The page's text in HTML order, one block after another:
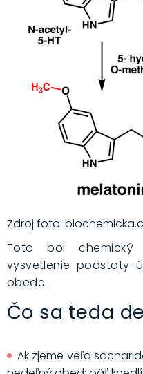
Zdroj foto:
Toto bol chemický
vysvetlenie podstaty
obede.
Čo sa teda
Ak zjeme veľa